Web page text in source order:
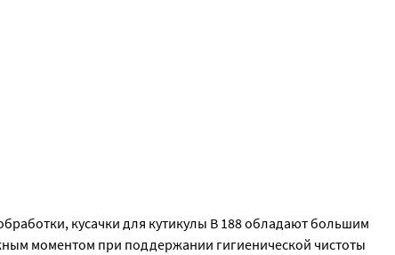
кусачки для кутикулы В 188 обладают большим
моментом при поддержании гигиенической чистоты